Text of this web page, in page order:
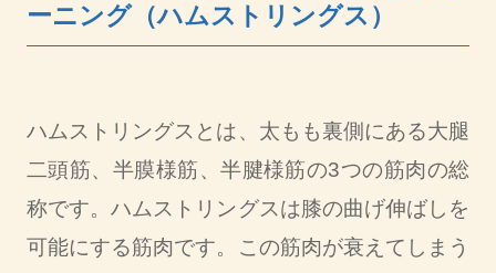
ーニング（ハムストリングス）
ハムストリングスとは、太もも裏側にある大腿
二頭筋、半膜様筋、半腱様筋の3つの筋肉の総
称です。ハムストリングスは膝の曲げ伸ばしを
可能にする筋肉です。この筋肉が衰えてしまう